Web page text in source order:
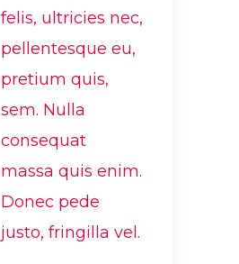
felis, ultricies nec,
pellentesque eu,
pretium quis,
sem. Nulla
consequat
massa quis enim.
Donec pede
justo, fringilla vel.